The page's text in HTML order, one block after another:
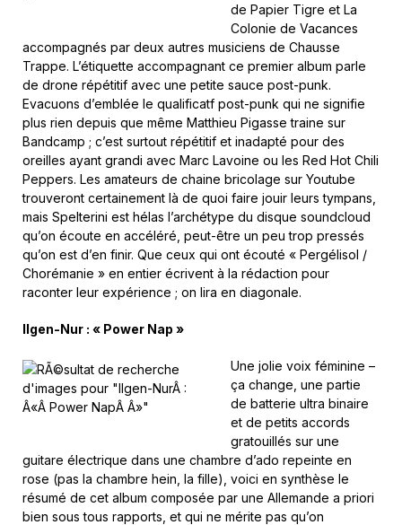
de Papier Tigre et La
Colonie de Vacances
accompagnés par deux autres musiciens de Chausse
Trappe. L’étiquette accompagnant ce premier album parle
de drone répétitif avec une petite sauce post-punk.
Evacuons d’emblée le qualificatf post-punk qui ne signifie
plus rien depuis que même Matthieu Pigasse traine sur
Bandcamp ; c’est surtout répétitif et inadapté pour des
oreilles ayant grandi avec Marc Lavoine ou les Red Hot Chili
Peppers. Les amateurs de chaine bricolage sur Youtube
trouveront certainement là de quoi faire jouir leurs tympans,
mais Spelterini est hélas l’archétype du disque soundcloud
qu’on écoute en accéléré, peut-être un peu trop pressés
qu’on est d’en finir. Que ceux qui ont écouté « Pergélisol /
Chorémanie » en entier écrivent à la rédaction pour
raconter leur expérience ; on lira en diagonale.
Ilgen-Nur : « Power Nap »
Une jolie voix féminine –
ça change, une partie
de batterie ultra binaire
et de petits accords
gratouillés sur une
guitare électrique dans une chambre d’ado repeinte en
rose (pas la chambre hein, la fille), voici en synthèse le
résumé de cet album composée par une Allemande a priori
bien sous tous rapports, et qui ne mérite pas qu’on